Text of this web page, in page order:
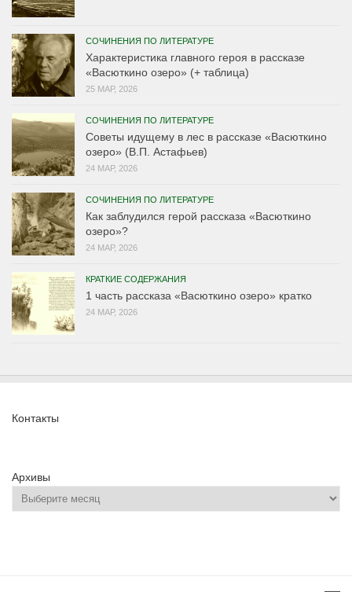
СОЧИНЕНИЯ ПО ЛИТЕРАТУРЕ
Характеристика главного героя в рассказе
«Васюткино озеро» (+ таблица)
25 МАР, 2026
СОЧИНЕНИЯ ПО ЛИТЕРАТУРЕ
Советы идущему в лес в рассказе «Васюткино
озеро» (В.П. Астафьев)
24 МАР, 2026
СОЧИНЕНИЯ ПО ЛИТЕРАТУРЕ
Как заблудился герой рассказа «Васюткино
озеро»?
24 МАР, 2026
КРАТКИЕ СОДЕРЖАНИЯ
1 часть рассказа «Васюткино озеро» кратко
24 МАР, 2026
Контакты
Архивы